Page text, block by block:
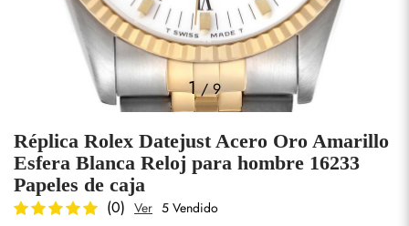
1/9
Réplica Rolex Datejust Acero Oro Amarillo
Esfera Blanca Reloj para hombre 16233
Papeles de caja
(0) Ver 5 Vendido
enviar